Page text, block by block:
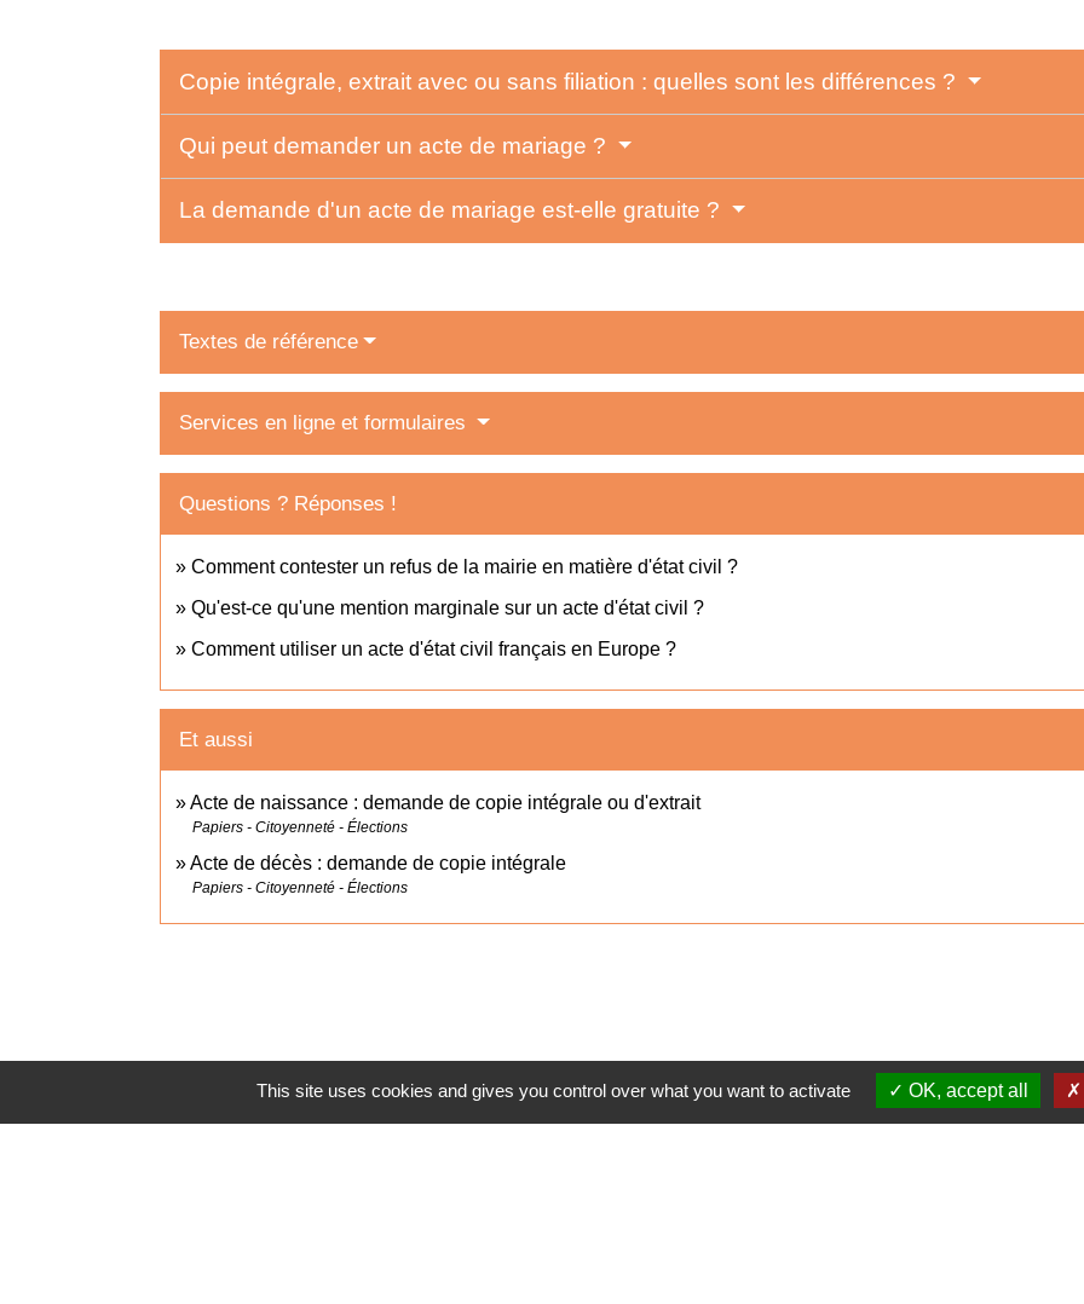
Copie intégrale, extrait avec ou sans filiation : quelles sont les différences ?
Qui peut demander un acte de mariage ?
La demande d'un acte de mariage est-elle gratuite ?
Textes de référence
Services en ligne et formulaires
Questions ? Réponses !
Comment contester un refus de la mairie en matière d'état civil ?
Qu'est-ce qu'une mention marginale sur un acte d'état civil ?
Comment utiliser un acte d'état civil français en Europe ?
Et aussi
Acte de naissance : demande de copie intégrale ou d'extrait
Papiers - Citoyenneté - Élections
Acte de décès : demande de copie intégrale
Papiers - Citoyenneté - Élections
This site uses cookies and gives you control over what you want to activate OK, accept all